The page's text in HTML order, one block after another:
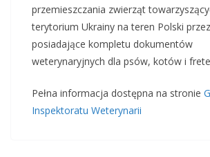
przemieszczania zwierząt
terytorium Ukrainy na teren Polski
posiadające kompletu dokumentów
weterynaryjnych dla psów, kotów i
Pełna informacja dostępna na stronie
Inspektoratu Weterynarii